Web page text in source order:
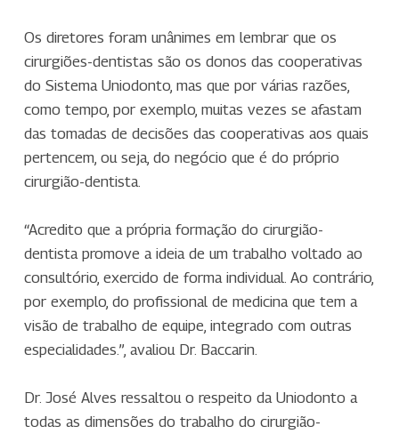
Os diretores foram unânimes em lembrar que os
cirurgiões-dentistas são os donos das cooperativas
do Sistema Uniodonto, mas que por várias razões,
como tempo, por exemplo, muitas vezes se afastam
das tomadas de decisões das cooperativas aos quais
pertencem, ou seja, do negócio que é do próprio
cirurgião-dentista.
“Acredito que a própria formação do cirurgião-
dentista promove a ideia de um trabalho voltado ao
consultório, exercido de forma individual. Ao contrário,
por exemplo, do profissional de medicina que tem a
visão de trabalho de equipe, integrado com outras
especialidades.”, avaliou Dr. Baccarin.
Dr. José Alves ressaltou o respeito da Uniodonto a
todas as dimensões do trabalho do cirurgião-